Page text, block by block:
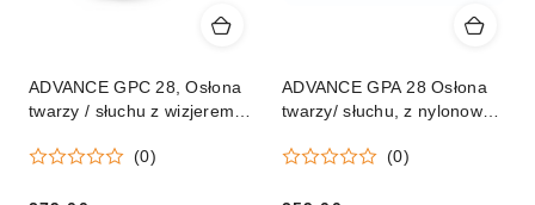
ADVANCE GPC 28, Osłona
twarzy / słuchu z wizjerem z
(0)
ADVANCE GPA 28 Osłona
twarzy/ słuchu, z nylonowym
(0)